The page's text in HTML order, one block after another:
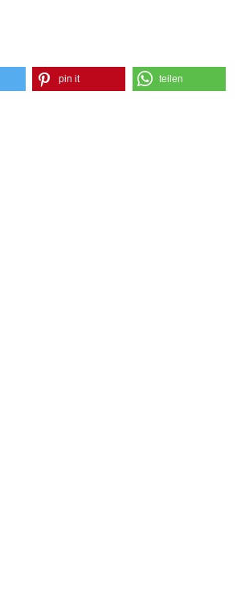
pin it teilen